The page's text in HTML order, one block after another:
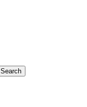
Search